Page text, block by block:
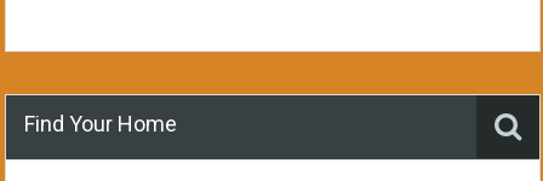
Find Your Home